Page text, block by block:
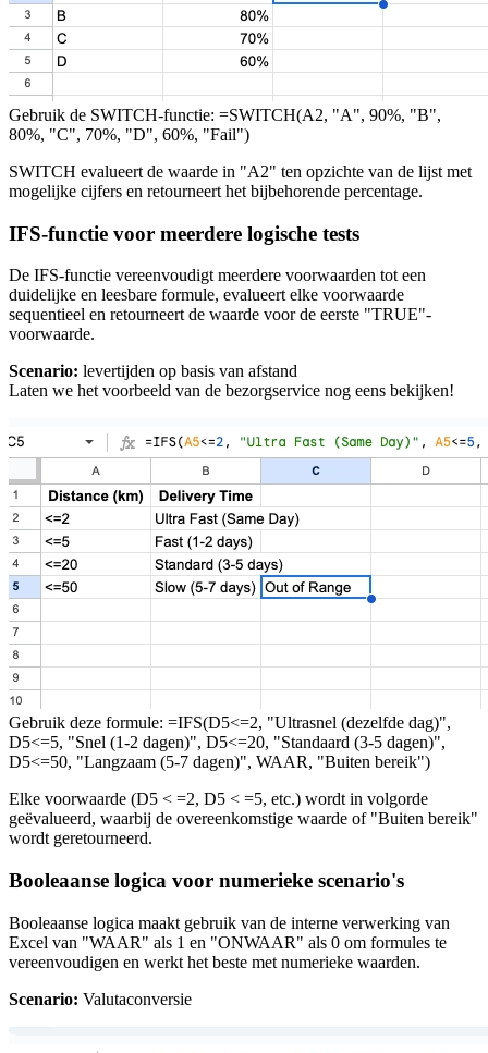
Gebruik de SWITCH-functie: =SWITCH(A2, "A", 90%, "B",
80%, "C", 70%, "D", 60%, "Fail")
SWITCH evalueert de waarde in "A2" ten opzichte van de lijst met
mogelijke cijfers en retourneert het bijbehorende percentage.
IFS-functie voor meerdere logische tests
De IFS-functie vereenvoudigt meerdere voorwaarden tot een
duidelijke en leesbare formule, evalueert elke voorwaarde
sequentieel en retourneert de waarde voor de eerste "TRUE"-
voorwaarde.
Scenario: levertijden op basis van afstand
Laten we het voorbeeld van de bezorgservice nog eens bekijken!
Gebruik deze formule: =IFS(D5<=2, "Ultrasnel (dezelfde dag)",
D5<=5, "Snel (1-2 dagen)", D5<=20, "Standaard (3-5 dagen)",
D5<=50, "Langzaam (5-7 dagen)", WAAR, "Buiten bereik")
Elke voorwaarde (D5 < =2, D5 < =5, etc.) wordt in volgorde
geëvalueerd, waarbij de overeenkomstige waarde of "Buiten bereik"
wordt geretourneerd.
Booleaanse logica voor numerieke scenario's
Booleaanse logica maakt gebruik van de interne verwerking van
Excel van "WAAR" als 1 en "ONWAAR" als 0 om formules te
vereenvoudigen en werkt het beste met numerieke waarden.
Scenario: Valutaconversie